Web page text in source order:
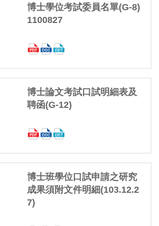
博士學位考試委員名單(G-8)
1100827
博士論文考試口試明細表及
聘函(G-12)
博士班學位口試申請之研究
成果須附文件明細(103.12.2
7)